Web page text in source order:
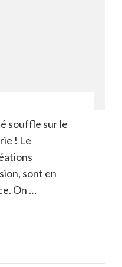
souffle sur le
! Le
sont en
On …